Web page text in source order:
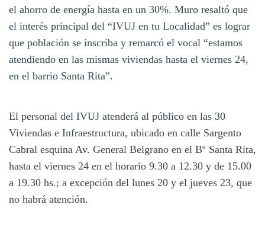
el ahorro de energía hasta en un 30%. Muro resaltó que
el interés principal del “IVUJ en tu Localidad” es lograr
que población se inscriba y remarcó el vocal “estamos
atendiendo en las mismas viviendas hasta el viernes 24,
en el barrio Santa Rita”.
El personal del IVUJ atenderá al público en las 30
Viviendas e Infraestructura, ubicado en calle Sargento
Cabral esquina Av. General Belgrano en el Bº Santa Rita,
hasta el viernes 24 en el horario 9.30 a 12.30 y de 15.00
a 19.30 hs.; a excepción del lunes 20 y el jueves 23, que
no habrá atención.